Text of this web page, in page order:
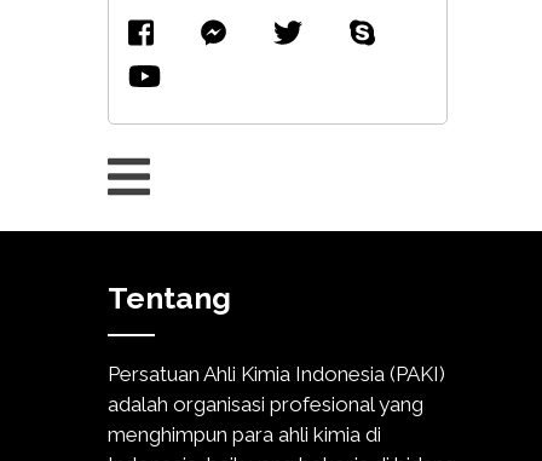
Tentang
Persatuan Ahli Kimia Indonesia (PAKI)
adalah organisasi profesional yang
menghimpun para ahli kimia di